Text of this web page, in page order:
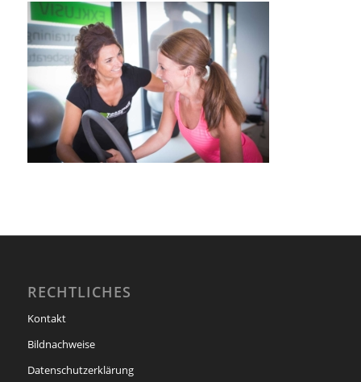
RECHTLICHES
Kontakt
Bildnachweise
Datenschutzerklärung